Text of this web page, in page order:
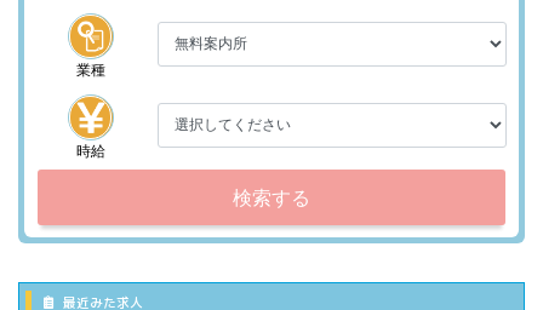
業種
時給
検索する
最近みた求人